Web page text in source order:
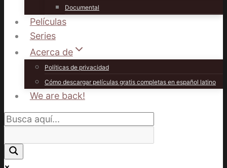
Documental
Películas
Series
Acerca de
Políticas de privacidad
Cómo descargar películas gratis completas en español latino
We are back!